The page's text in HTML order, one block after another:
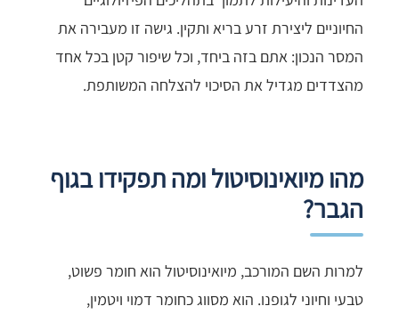
החיוניים ליצירת זרע בריא ותקין. גישה זו מעבירה את
המסר הנכון: אתם בזה ביחד, וכל שיפור קטן בכל אחד
מהצדדים מגדיל את הסיכוי להצלחה המשותפת.
מהו מיואינוסיטול ומה תפקידו בגוף
הגבר?
למרות השם המורכב, מיואינוסיטול הוא חומר פשוט,
טבעי וחיוני לגופנו. הוא מסווג כחומר דמוי ויטמין,